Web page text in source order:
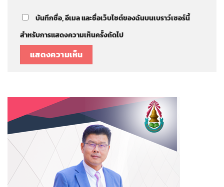
บันทึกชื่อ, อีเมล และชื่อเว็บไซต์ของฉันบนเบราว์เซอร์นี้
สำหรับการแสดงความเห็นครั้งถัดไป